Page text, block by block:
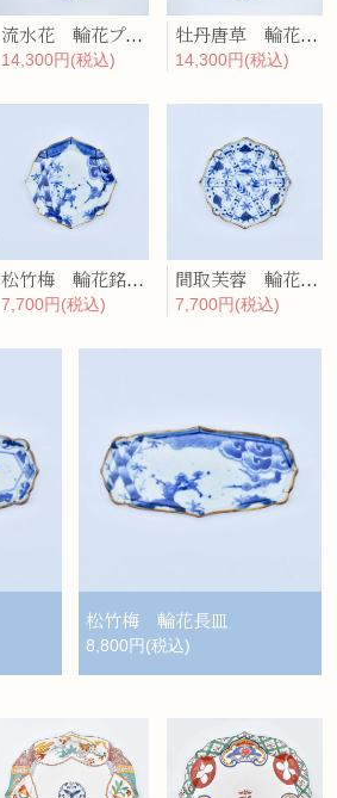
流水花 輪花プレート
14,300円(税込)
牡丹唐草 輪花プレート
14,300円(税込)
松竹梅 輪花銘々皿
7,700円(税込)
間取芙蓉 輪花銘々皿
7,700円(税込)
松竹梅 輪花長皿
8,800円(税込)